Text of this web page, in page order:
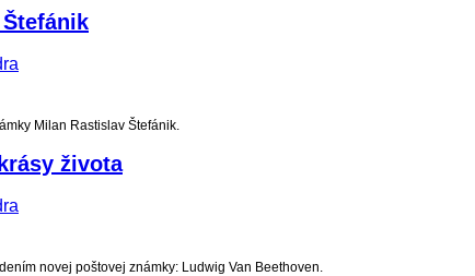
Milan Rastislav Štefánik.
života
novej poštovej známky: Ludwig Van Beethoven.